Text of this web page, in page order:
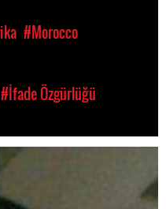
#Morocco
#İfade Özgürlüğü